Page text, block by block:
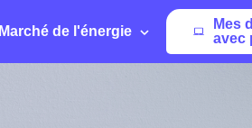
Marché de l'énergie
Mes
avec